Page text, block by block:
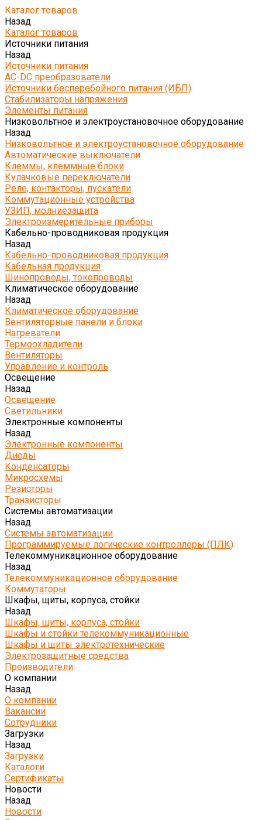
Каталог товаров
Назад
Каталог товаров
Источники питания
Назад
Источники питания
AC-DC преобразователи
Источники бесперебойного питания (ИБП)
Стабилизаторы напряжения
Элементы питания
Низковольтное и электроустановочное оборудование
Назад
Низковольтное и электроустановочное оборудование
Автоматические выключатели
Клеммы, клеммные блоки
Кулачковые переключатели
Реле, контакторы, пускатели
Коммутационные устройства
УЗИП, молниезащита
Электроизмерительные приборы
Кабельно-проводниковая продукция
Назад
Кабельно-проводниковая продукция
Кабельная продукция
Шинопроводы, токопроводы
Климатическое оборудование
Назад
Климатическое оборудование
Вентиляторные панели и блоки
Нагреватели
Термоохладители
Вентиляторы
Управление и контроль
Освещение
Назад
Освещение
Светильники
Электронные компоненты
Назад
Электронные компоненты
Диоды
Конденсаторы
Микросхемы
Резисторы
Транзисторы
Системы автоматизации
Назад
Системы автоматизации
Программируемые логические контроллеры (ПЛК)
Телекоммуникационное оборудование
Назад
Телекоммуникационное оборудование
Коммутаторы
Шкафы, щиты, корпуса, стойки
Назад
Шкафы, щиты, корпуса, стойки
Шкафы и стойки телекоммуникационные
Шкафы и щиты электротехнические
Электрозащитные средства
Производители
О компании
Назад
О компании
Вакансии
Сотрудники
Загрузки
Назад
Загрузки
Каталоги
Сертификаты
Новости
Назад
Новости